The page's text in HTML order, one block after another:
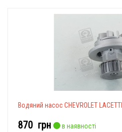
Водяний насос CHEVROLET
870 грн
в наявності